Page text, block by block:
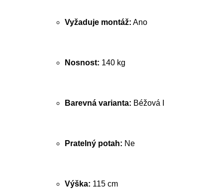
Vyžaduje montáž: Ano
Nosnost: 140 kg
Barevná varianta: Béžová I
Pratelný potah: Ne
Výška: 115 cm